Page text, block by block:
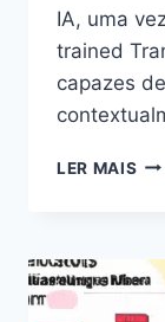
IA, uma
trained
capazes
LER MAIS